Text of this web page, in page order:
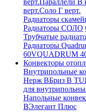
верт.Параллели В
верт.Соло Г верт.
Радиаторы
Радиаторы СОЛО
Трубчатые
Радиаторы
60VQUADRUM
Конвекторы
Внутрипольные
Нерж ВБриз В
для
Напольные
ВЭлегант Плюс